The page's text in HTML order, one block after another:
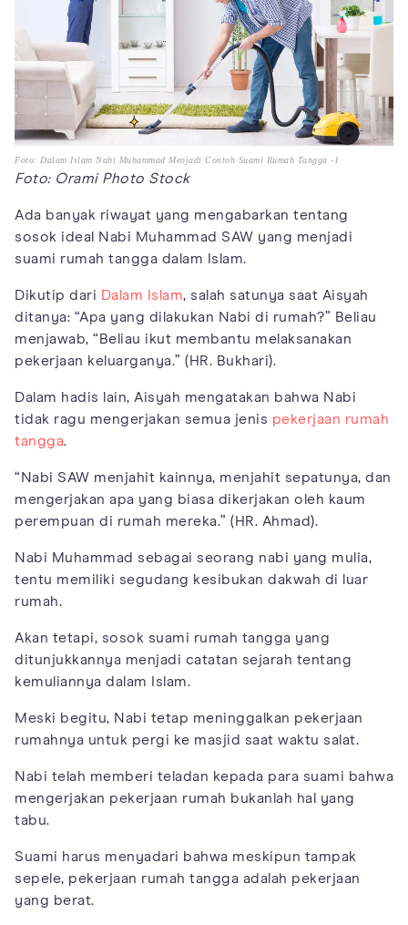
Foto: Dalam Islam Nabi Muhammad Menjadi Contoh Suami Rumah Tangga -1
Foto: Orami Photo Stock
Ada banyak riwayat yang mengabarkan tentang
sosok ideal Nabi Muhammad SAW yang menjadi
suami rumah tangga dalam Islam.
Dikutip dari Dalam Islam, salah satunya saat Aisyah
ditanya: “Apa yang dilakukan Nabi di rumah?” Beliau
menjawab, “Beliau ikut membantu melaksanakan
pekerjaan keluarganya.” (HR. Bukhari).
Dalam hadis lain, Aisyah mengatakan bahwa Nabi
tidak ragu mengerjakan semua jenis pekerjaan rumah
tangga.
“Nabi SAW menjahit kainnya, menjahit sepatunya, dan
mengerjakan apa yang biasa dikerjakan oleh kaum
perempuan di rumah mereka.” (HR. Ahmad).
Nabi Muhammad sebagai seorang nabi yang mulia,
tentu memiliki segudang kesibukan dakwah di luar
rumah.
Akan tetapi, sosok suami rumah tangga yang
ditunjukkannya menjadi catatan sejarah tentang
kemuliannya dalam Islam.
Meski begitu, Nabi tetap meninggalkan pekerjaan
rumahnya untuk pergi ke masjid saat waktu salat.
Nabi telah memberi teladan kepada para suami bahwa
mengerjakan pekerjaan rumah bukanlah hal yang
tabu.
Suami harus menyadari bahwa meskipun tampak
sepele, pekerjaan rumah tangga adalah pekerjaan
yang berat.